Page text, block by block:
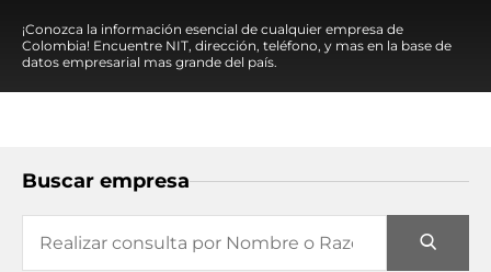
¡Conozca la información esencial de cualquier empresa de
Colombia! Encuentre NIT, dirección, teléfono, y mas en la base de
datos empresarial mas grande del país.
Buscar empresa